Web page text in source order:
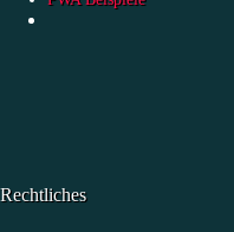
Rechtliches